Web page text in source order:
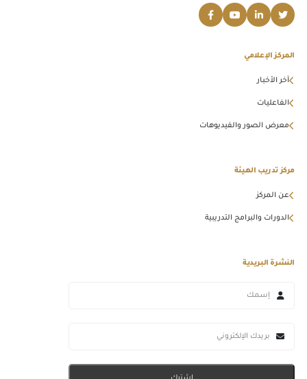
المركز الإعلامي
آخر الأخبار
الفاعليات
معرض الصور والفيديوهات
مركز تدريب الهيئة
عن المركز
الدورات والبرامج التدريبية
النشرة البريدية